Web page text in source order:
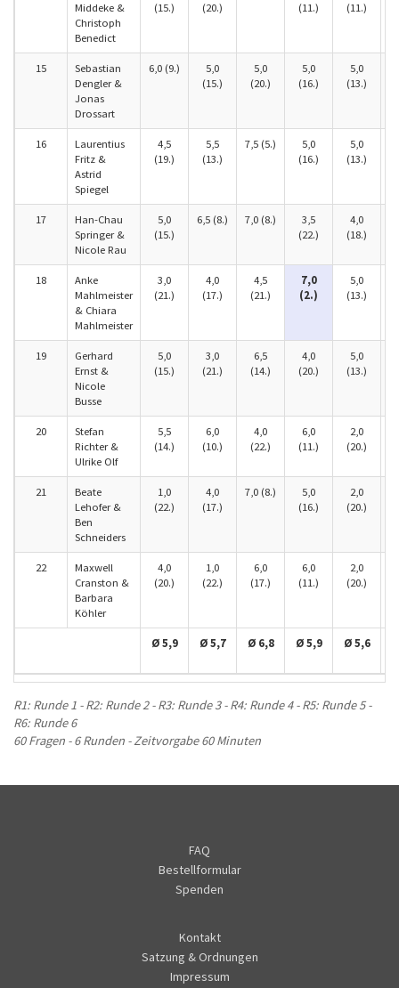
Middeke &
Christoph
Benedict
(15.)
(20.)
(11.)
(11.)
15
Sebastian
Dengler &
Jonas
Drossart
6,0 (9.)
5,0
(15.)
5,0
(20.)
5,0
(16.)
5,0
(13.)
16
Laurentius
Fritz &
Astrid
Spiegel
4,5
(19.)
5,5
(13.)
7,5 (5.)
5,0
(16.)
5,0
(13.)
17
Han-Chau
Springer &
Nicole Rau
5,0
(15.)
6,5 (8.) 7,0 (8.)
3,5
(22.)
4,0
(18.)
18
Anke
Mahlmeister
& Chiara
Mahlmeister
3,0
(21.)
4,0
(17.)
4,5
(21.)
7,0
(2.)
5,0
(13.)
19
Gerhard
Ernst &
Nicole
Busse
5,0
(15.)
3,0
(21.)
6,5
(14.)
4,0
(20.)
5,0
(13.)
20
Stefan
Richter &
Ulrike Olf
5,5
(14.)
6,0
(10.)
4,0
(22.)
6,0
(11.)
2,0
(20.)
21
Beate
Lehofer &
Ben
Schneiders
1,0
(22.)
4,0
(17.)
7,0 (8.)
5,0
(16.)
2,0
(20.)
22
Maxwell
Cranston &
Barbara
Köhler
4,0
(20.)
1,0
(22.)
6,0
(17.)
6,0
(11.)
2,0
(20.)
Ø 5,9 Ø 5,7 Ø 6,8 Ø 5,9 Ø 5,6
R1: Runde 1 - R2: Runde 2 - R3: Runde 3 - R4: Runde 4 - R5: Runde 5 -
R6: Runde 6
60 Fragen - 6 Runden - Zeitvorgabe 60 Minuten
FAQ
Bestellformular
Spenden
Kontakt
Satzung & Ordnungen
Impressum